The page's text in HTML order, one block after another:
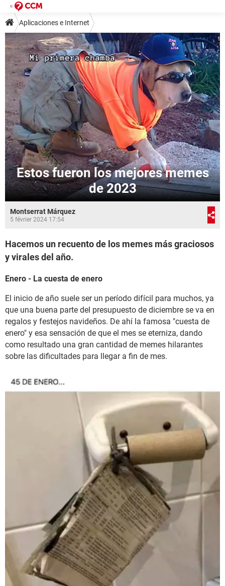
Aplicaciones e Internet
Estos fueron los mejores memes
de 2023
Montserrat Márquez
5 février 2024 17:54
Hacemos un recuento de los memes más graciosos
y virales del año.
Enero - La cuesta de enero
El inicio de año suele ser un período difícil para muchos, ya
que una buena parte del presupuesto de diciembre se va en
regalos y festejos navideños. De ahí la famosa "cuesta de
enero" y esa sensación de que el mes se eterniza, dando
como resultado una gran cantidad de memes hilarantes
sobre las dificultades para llegar a fin de mes.